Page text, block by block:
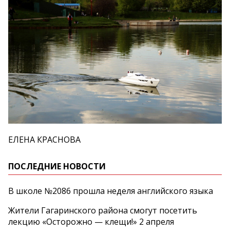
ЕЛЕНА КРАСНОВА
ПОСЛЕДНИЕ НОВОСТИ
В школе №2086 прошла неделя английского языка
Жители Гагаринского района смогут посетить
лекцию «Осторожно — клещи!» 2 апреля